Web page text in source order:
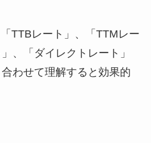
TTBレート」、「TTMレー
、「ダイレクトレート」
わせて理解すると効果的